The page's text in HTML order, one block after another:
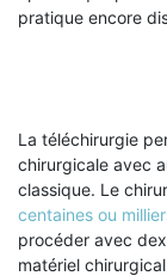
pratique encore
La téléchirurgie
chirurgicale avec
classique. Le
centaines ou
procéder avec
matériel